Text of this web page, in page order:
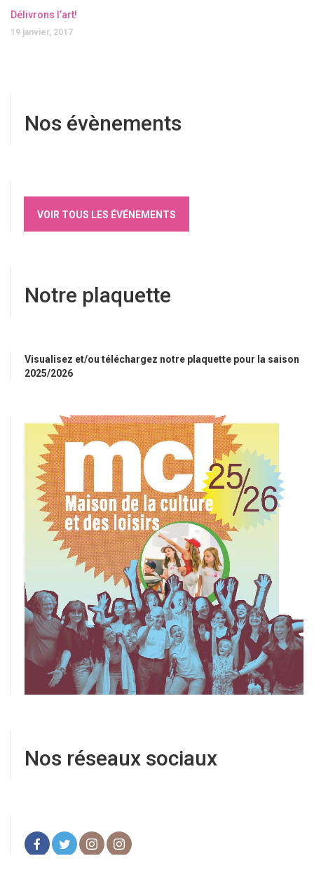
Délivrons l’art!
19 janvier, 2017
Nos évènements
VOIR TOUS LES ÉVÉNEMENTS
Notre plaquette
Visualisez et/ou téléchargez notre plaquette pour la saison
2025/2026
Nos réseaux sociaux